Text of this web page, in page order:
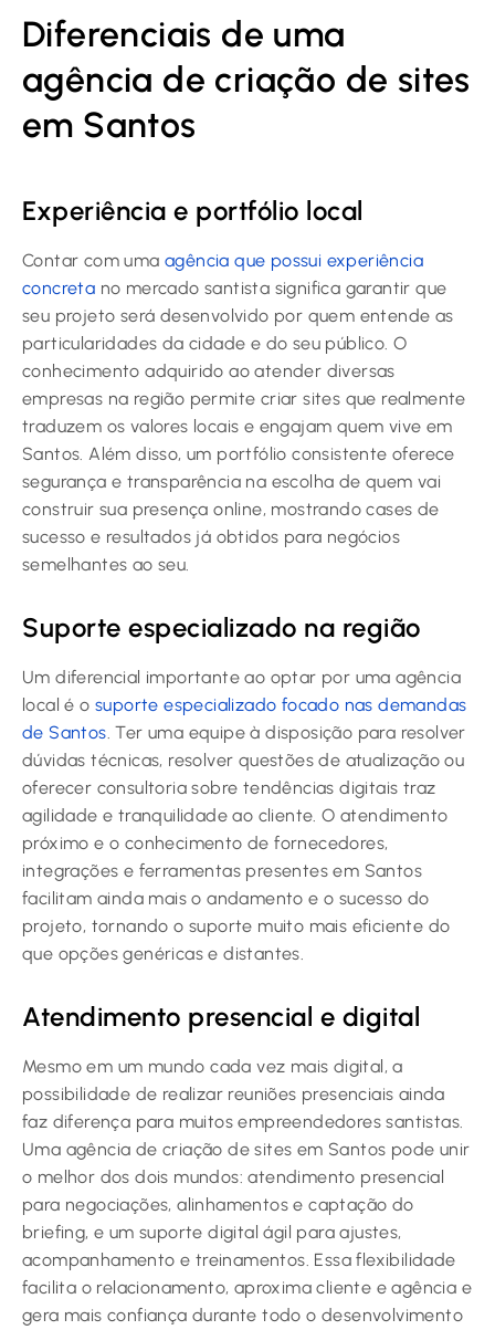
Diferenciais de uma
agência de criação de sites
em Santos
Experiência e portfólio local
Contar com umaagência que possui experiência
concreta no mercado santista significa garantir que
seu projeto será desenvolvido por quem entende as
particularidades da cidade e do seu público. O
conhecimento adquirido ao atender diversas
empresas na região permite criar sites que realmente
traduzem os valores locais e engajam quem vive em
Santos. Além disso, um portfólio consistente oferece
segurança e transparência na escolha de quem vai
construir sua presença online, mostrando cases de
sucesso e resultados já obtidos para negócios
semelhantes ao seu.
Suporte especializado na região
Um diferencial importante ao optar por uma agência
local é osuporte especializado focado nas demandas
de Santos . Ter uma equipe à disposição para resolver
dúvidas técnicas, resolver questões de atualização ou
oferecer consultoria sobre tendências digitais traz
agilidade e tranquilidade ao cliente. O atendimento
próximo e o conhecimento de fornecedores,
integrações e ferramentas presentes em Santos
facilitam ainda mais o andamento e o sucesso do
projeto, tornando o suporte muito mais eficiente do
que opções genéricas e distantes.
Atendimento presencial e digital
Mesmo em um mundo cada vez mais digital, a
possibilidade de realizar reuniões presenciais ainda
faz diferença para muitos empreendedores santistas.
Uma agência de criação de sites em Santos pode unir
o melhor dos dois mundos: atendimento presencial
para negociações, alinhamentos e captação do
briefing, e um suporte digital ágil para ajustes,
acompanhamento e treinamentos. Essa flexibilidade
facilita o relacionamento, aproxima cliente e agência e
gera mais confiança durante todo o desenvolvimento